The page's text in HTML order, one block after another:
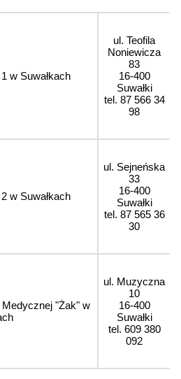
w Suwałkach
ul. Teofila
Noniewicza
83
16-400
Suwałki
tel. 87 566 34
98
w Suwałkach
ul. Sejneńska
33
16-400
Suwałki
tel. 87 565 36
30
Medycznej "Żak" w
ul. Muzyczna
10
16-400
Suwałki
tel. 609 380
092